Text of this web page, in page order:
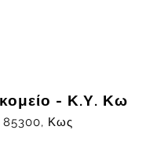
- Κ.Υ. Κω
85300, Κως